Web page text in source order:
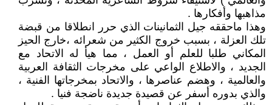
مذاهبها وأفكارها .
وهذا ماحققه جيل الثمانينات الذي حرر انطلاقا من قبضة
تلك العزلة ، بسبب خروج الكثير من شعرائه ،خارج الحيز
المكاني طلبا للعلم أو العمل ، مما هيأ له الاتحاد مع
الجديد ، والاطلاع الواعي على مخرجات الثقافة العربية
والعالمية ، وهضم عناصرها ، والاتحاد بمخرجاتها الفنية ،
والذي بدوره أسفر عن قصيدة جديدة ناضجة فنيا .